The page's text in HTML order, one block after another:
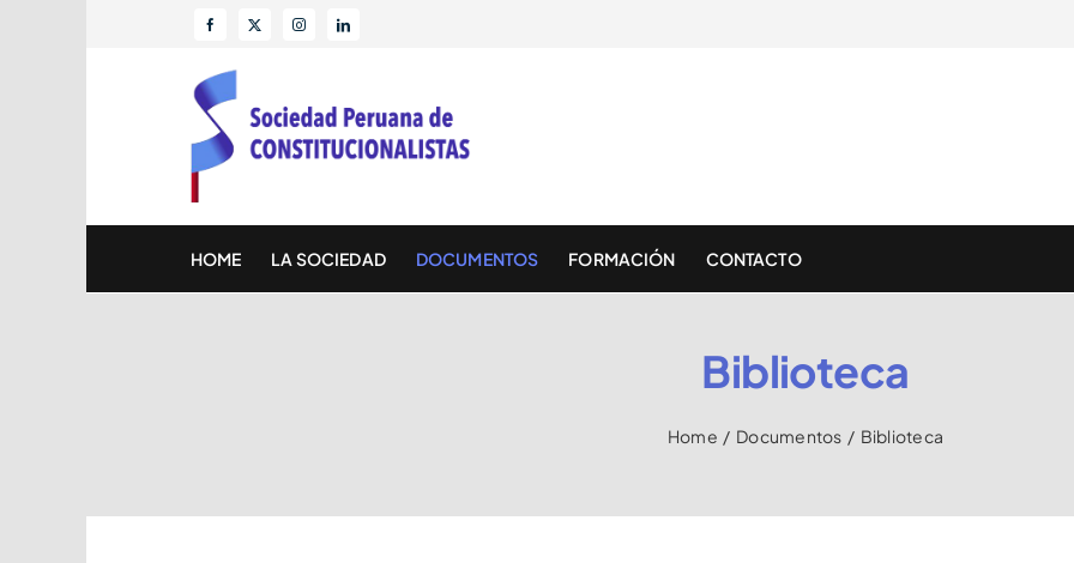
HOME LA SOCIEDAD DOCUMENTOS FORMACIÓN CONTACTO
Biblioteca
Home / Documentos / Biblioteca